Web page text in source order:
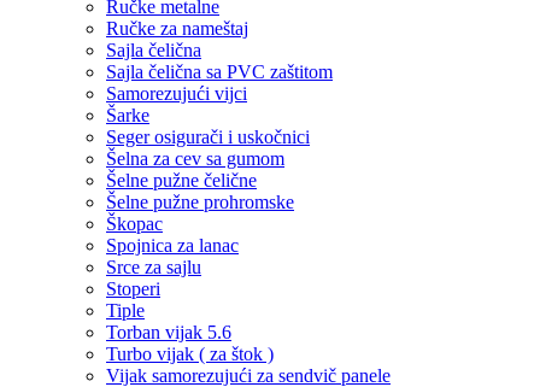
Ručke metalne
Ručke za nameštaj
Sajla čelična
Sajla čelična sa PVC zaštitom
Samorezujući vijci
Šarke
Seger osigurači i uskočnici
Šelna za cev sa gumom
Šelne pužne čelične
Šelne pužne prohromske
Škopac
Spojnica za lanac
Srce za sajlu
Stoperi
Tiple
Torban vijak 5.6
Turbo vijak ( za štok )
Vijak samorezujući za sendvič panele